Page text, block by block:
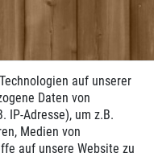
auf unserer
Daten von
IP-Adresse), um z.B.
Medien von
auf unsere Website zu